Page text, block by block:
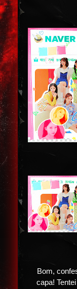
Bom,
capa!